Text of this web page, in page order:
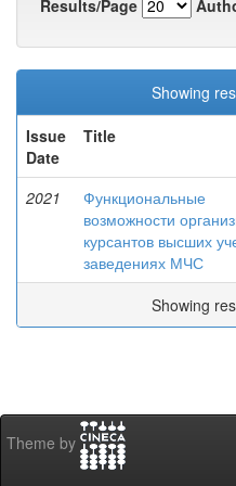
Results/Page
Showing
Issue
Date
Title
2021
Функциональные
возможности
курсантов высших
заведениях МЧС
Showing
Theme by